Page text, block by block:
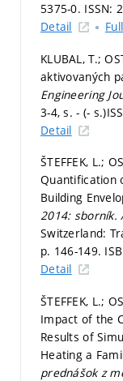
5375-0. ISSN:
Detail
KLUBAL, T.;
aktivovaných
Engineering
3-4,s. - (- s.)
Detail
ŠTEFFEK, L.;
Quantification
Building
2014: sborník.
Switzerland:
p. 146-149.
Detail
ŠTEFFEK, L.;
Impact of the
Results of
Heating a
prednášok z